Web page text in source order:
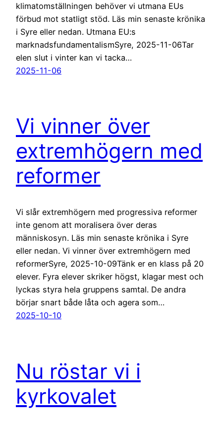
klimatomställningen behöver vi utmana EUs
förbud mot statligt stöd. Läs min senaste krönika
i Syre eller nedan. Utmana EU:s
marknadsfundamentalismSyre, 2025-11-06Tar
elen slut i vinter kan vi tacka…
2025-11-06
Vi vinner över
extremhögern med
reformer
Vi slår extremhögern med progressiva reformer
inte genom att moralisera över deras
människosyn. Läs min senaste krönika i Syre
eller nedan. Vi vinner över extremhögern med
reformerSyre, 2025-10-09Tänk er en klass på 20
elever. Fyra elever skriker högst, klagar mest och
lyckas styra hela gruppens samtal. De andra
börjar snart både låta och agera som…
2025-10-10
Nu röstar vi i
kyrkovalet